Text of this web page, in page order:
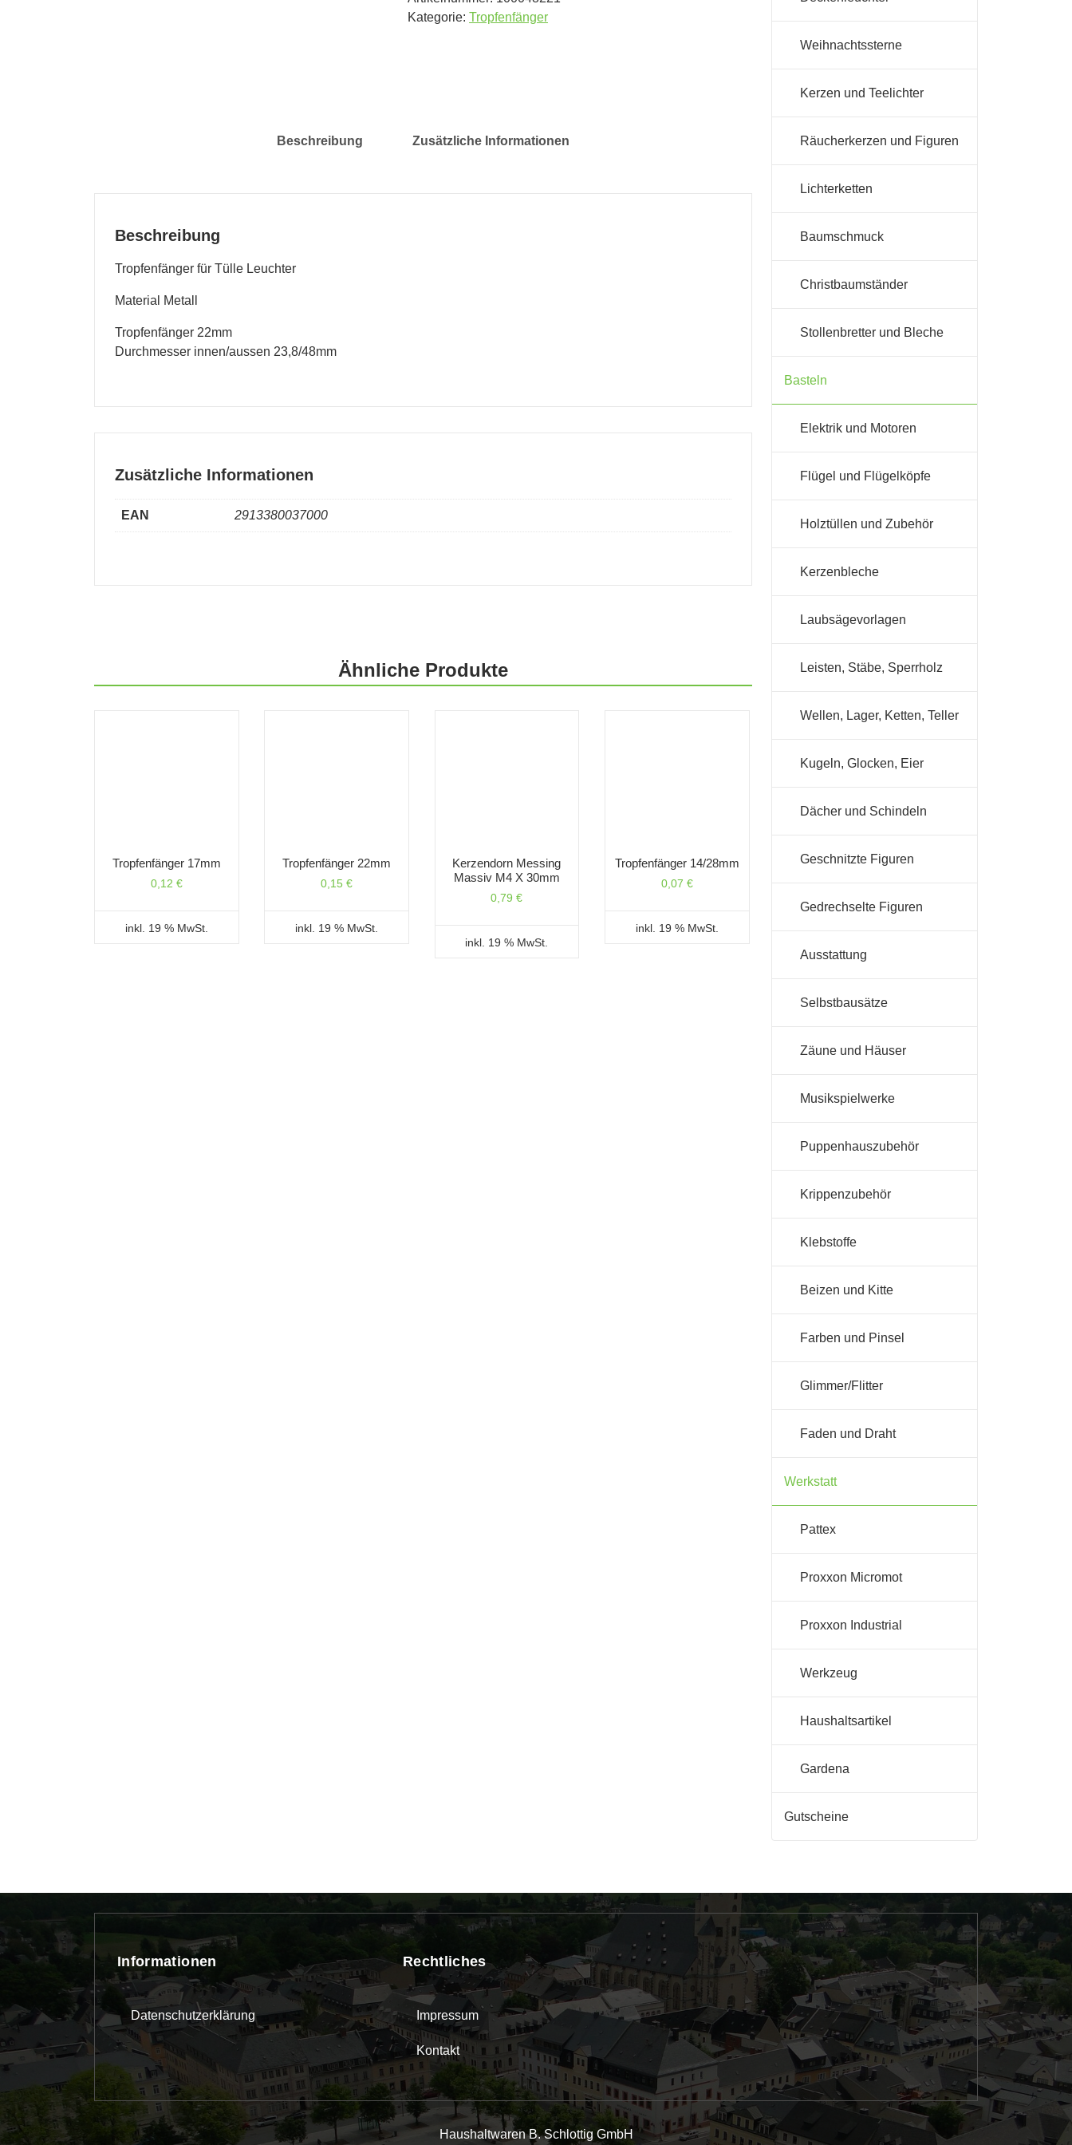
Kategorie: Tropfenfänger
Beschreibung Zusätzliche Informationen
Beschreibung
Tropfenfänger für Tülle Leuchter
Material Metall
Tropfenfänger 22mm
Durchmesser innen/aussen 23,8/48mm
Zusätzliche Informationen
EAN 2913380037000
Ähnliche Produkte
Tropfenfänger 17mm
0,12 €
inkl. 19 % MwSt.
Tropfenfänger 22mm
0,15€
inkl. 19 % MwSt.
Kerzendorn Messing
Massiv M4 X 30mm
0,79€
inkl. 19 % MwSt.
Tropfenfänger 14/28mm
0,07 €
inkl. 19 % MwSt.
Weihnachtssterne
Kerzen und Teelichter
Räucherkerzen und Figuren
Lichterketten
Baumschmuck
Christbaumständer
Stollenbretter und Bleche
Basteln
Elektrik und Motoren
Flügel und Flügelköpfe
Holztüllen und Zubehör
Kerzenbleche
Laubsägevorlagen
Leisten, Stäbe, Sperrholz
Wellen, Lager, Ketten, Teller
Kugeln, Glocken, Eier
Dächer und Schindeln
Geschnitzte Figuren
Gedrechselte Figuren
Ausstattung
Selbstbausätze
Zäune und Häuser
Musikspielwerke
Puppenhauszubehör
Krippenzubehör
Klebstoffe
Beizen und Kitte
Farben und Pinsel
Glimmer/Flitter
Faden und Draht
Werkstatt
Pattex
Proxxon Micromot
Proxxon Industrial
Werkzeug
Haushaltsartikel
Gardena
Gutscheine
Informationen
Datenschutzerklärung
Rechtliches
Impressum
Kontakt
Haushaltwaren B. Schlottig GmbH